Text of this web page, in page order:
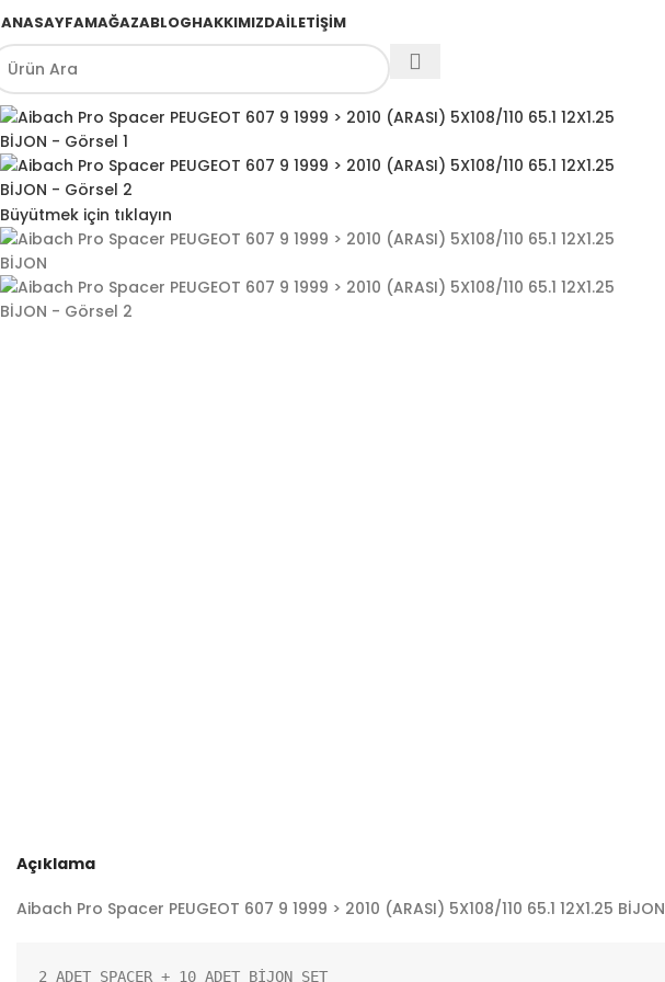
ANASAYFAMAĞAZABLOGHAKKIMIZDAİLETIŞIM
Büyütmek için tıklayın
Açıklama
Aibach Pro Spacer PEUGEOT 607 9 1999 > 2010 (ARASI) 5X108/110 65.1 12X1.25 BİJON
2 ADET SPACER + 10 ADET BİJON SET